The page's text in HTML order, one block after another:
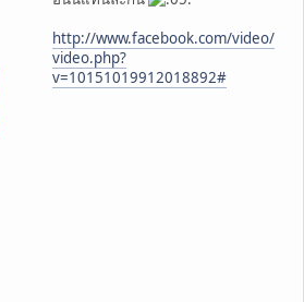
http://www.facebook.com/video/
video.php?
v=10151019912018892#